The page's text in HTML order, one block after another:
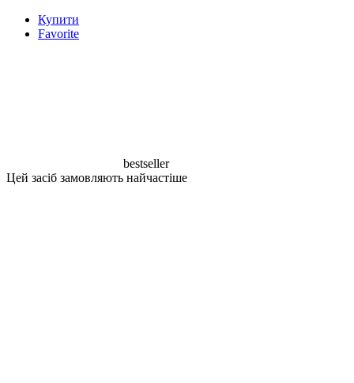
Купити
Favorite
bestseller
Цей засіб замовляють найчастіше